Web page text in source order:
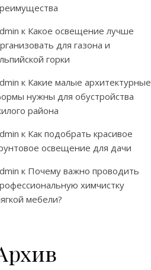
к Какое освещение лучше
для газона и
горки
к Какие малые архитектурные
нужны для обустройства
района
к Как подобрать красивое
освещение для дачи
к Почему важно проводить
химчистку
мебели?